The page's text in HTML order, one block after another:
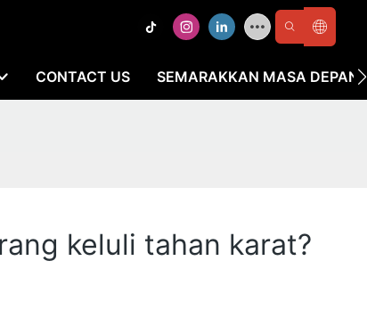
CONTACT US SEMARAKKAN MASA DEPAN
keluli tahan karat?